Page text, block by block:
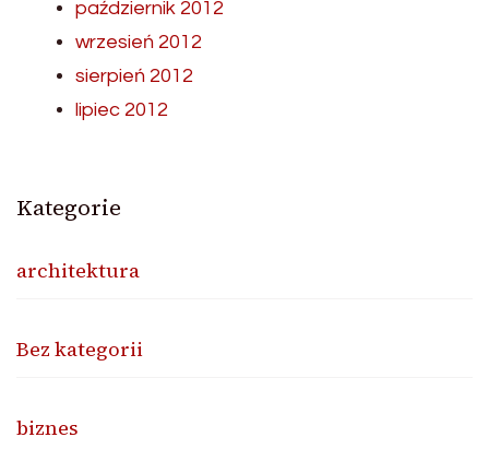
październik 2012
wrzesień 2012
sierpień 2012
lipiec 2012
Kategorie
architektura
Bez kategorii
biznes